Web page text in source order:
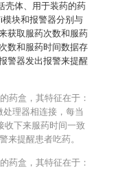
壳体、用于装药的药
模块和报警器分别与
获取服药次数和服药
数和服药时间数据存
警器发出报警来提醒
药盒，其特征在于：
处理器相连接，每当
收下来服药时间一致
来提醒患者吃药。
药盒，其特征在于：